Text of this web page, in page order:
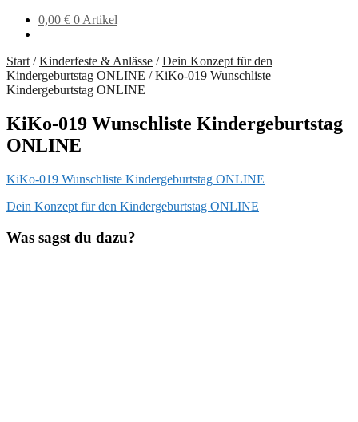
0,00 € 0 Artikel
Start /Kinderfeste & Anlässe /Dein Konzept für den
Kindergeburtstag ONLINE /KiKo-019 Wunschliste
Kindergeburtstag ONLINE
KiKo-019 Wunschliste Kindergeburtstag
ONLINE
KiKo-019 Wunschliste Kindergeburtstag ONLINE
Beitragsnavigation
Vorheriger
Dein Konzept für den Kindergeburtstag ONLINE
Was sagst du dazu?